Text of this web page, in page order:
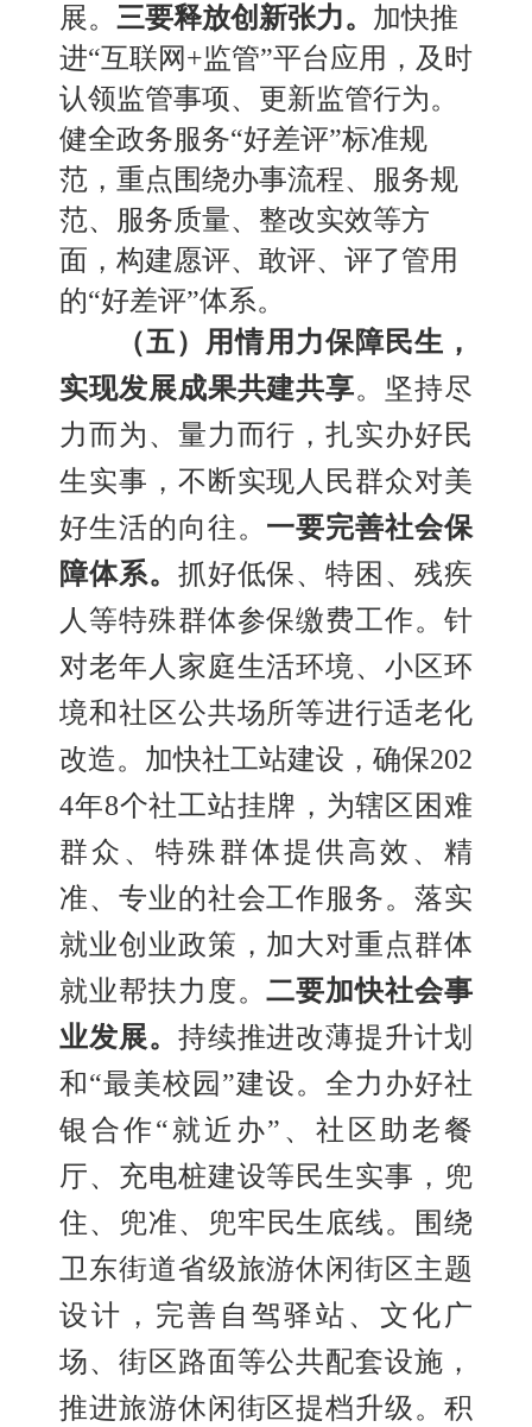
展。 三要释放创新张力。 加快推
进“互联网+监管”平台应用，及时
认领监管事项、 更新监管行为。
健全政务服务“好差评”标准规
范，重点围绕办事流程、 服务规
范、 服务质量、 整改实效等方
面，构建愿评、 敢评、 评了管用
的“好差评”体系。
（五）用情用力保障民生，
实现发展成果共建共享。 坚持尽
力而为、 量力而行，扎实办好民
生实事， 不断实现人民群众对美
好生活的向往。 一要完善社会保
障体系。 抓好低保、特困 、残疾
人等特殊群体参保缴费工作。针
对老年人家庭生活环境、小区环
境和社区公共场所等进行适老化
改造。加快社工站建设，确保202
4年8个社工站挂牌，为辖区困难
群众 、 特殊群体提供高效 、 精
准、 专业的社会工作服务。落实
就业创业政策，加大对重点群体
就业帮扶力度。二要加快社会事
业发展。 持续推进改薄提升计划
和“最美校园”建设。全力办好社
银合作“就近办” 、社区助老餐
厅、 充电桩建设等民生实事，兜
住、 兜准、
兜牢民生底线。围绕
卫东街道省级旅游休闲街区主题
设计，完善自驾驿站、 文化广
场、 街区路面等公共配套设施，
推进旅游休闲街区提档升级。积